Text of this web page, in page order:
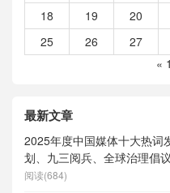
18
19 20
25
26 27
«
最新文章
2025年度中国媒体十大热词
划、九三阅兵、全球治理倡
度求索）、人形机器人、苏
阅读(684)